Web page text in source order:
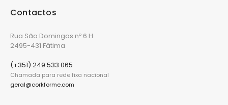
Contactos
Rua São Domingos nº 6 H
2495-431 Fátima
(+351) 249 533 065
Chamada para rede fixa nacional
geral@corkforme.com